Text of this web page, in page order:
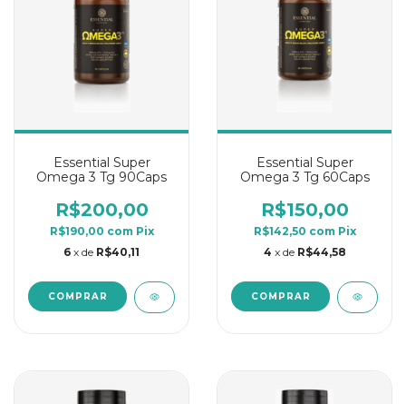
Essential Super
Omega 3 Tg 90Caps
R$200,00
R$190,00 com Pix
6 x de R$40,11
Essential Super
Omega 3 Tg 60Caps
R$150,00
R$142,50 com Pix
4 x de R$44,58